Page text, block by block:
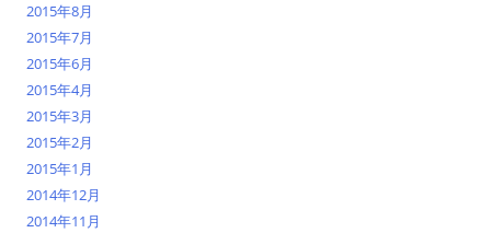
2015年8月
2015年7月
2015年6月
2015年4月
2015年3月
2015年2月
2015年1月
2014年12月
2014年11月